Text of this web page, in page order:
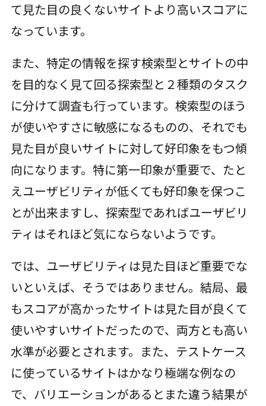
て見た目の良くないサイトより高いスコアに
なっています。
また、特定の情報を探す検索型とサイトの中
を目的なく見て回る探索型と２種類のタスク
に分けて調査も行っています。検索型のほう
が使いやすさに敏感になるものの、それでも
見た目が良いサイトに対して好印象をもつ傾
向になります。特に第一印象が重要で、たと
えユーザビリティが低くても好印象を保つこ
とが出来ますし、探索型であればユーザビリ
ティはそれほど気にならないようです。
では、ユーザビリティは見た目ほど重要でな
いといえば、そうではありません。結局、最
もスコアが高かったサイトは見た目が良くて
使いやすいサイトだったので、両方とも高い
水準が必要とされます。また、テストケース
に使っているサイトはかなり極端な例なの
で、バリエーションがあるとまた違う結果が